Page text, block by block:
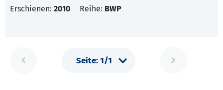
Erschienen: 2010 Reihe: BWP